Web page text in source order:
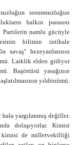
sorumsuzluğun
halkın parasını
namlu gücüyle
bilimin intihale
savaş" hezeyanlarının
Laiklik elden gidiyor
Başörtüsü yasağının
yıldönümü.
yargılanmış değiller.
dolaşıyorlar. Kimisi
kimisi de milletvekilliği